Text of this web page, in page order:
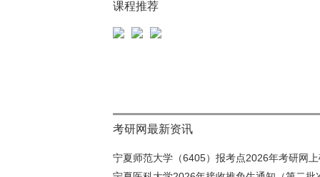
课程推荐
考研网最新资讯
宁夏师范大学（6405）报考点2026年考研网